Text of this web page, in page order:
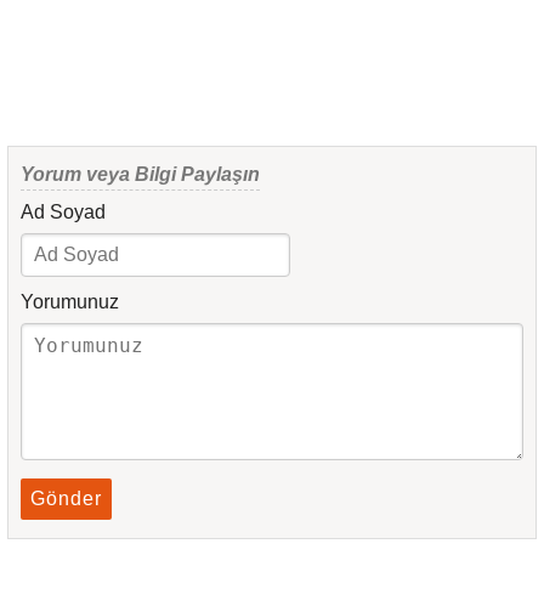
Yorum veya Bilgi Paylaşın
Ad Soyad
Yorumunuz
Gönder